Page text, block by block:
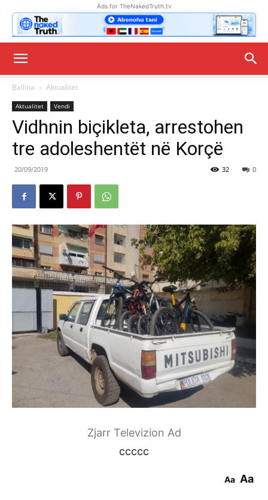
Ads for TheNakedTruth.tv
Ballina Aktualitet
Aktualitet Vendi
Vidhnin biçikleta, arrestohen
tre adoleshentët në Korçë
20/09/2019 0
32
Zjarr Televizion Ad
ccccc
Aa Aa